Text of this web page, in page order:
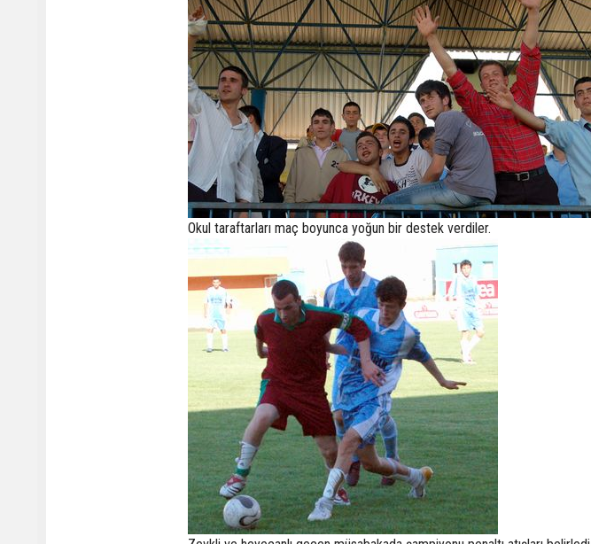
Okul taraftarları maç boyunca yoğun bir destek verdiler.